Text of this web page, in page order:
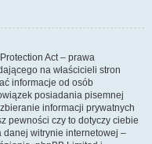
Act – prawa
na właścicieli stron
informacje od osób
posiadania pisemnej
informacji prywatnych
pewności czy to dotyczy ciebie
witrynie internetowej –